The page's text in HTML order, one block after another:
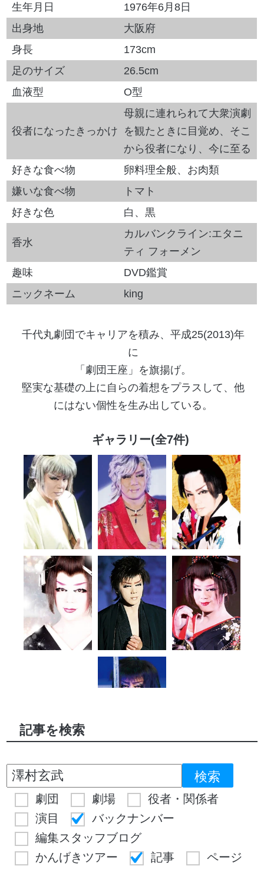
生年月日
1976年6月8日
出身地
大阪府
身長
173cm
足のサイズ
26.5cm
血液型
O型
役者になったきっかけ
母親に連れられて大衆演劇
を観たときに目覚め、そこ
から役者になり、今に至る
好きな食べ物
卵料理全般、お肉類
嫌いな食べ物
トマト
好きな色
白、黒
香水
カルバンクライン:エタニ
ティ フォーメン
趣味
DVD鑑賞
ニックネーム
king
千代丸劇団でキャリアを積み、平成25(2013)年
に
「劇団王座」を旗揚げ。
堅実な基礎の上に自らの着想をプラスして、他
にはない個性を生み出している。
ギャラリー(全7件)
記事を検索
劇団 劇場
役者・関係者
演目
バックナンバー
編集スタッフブログ
かんげきツアー
記事 ページ